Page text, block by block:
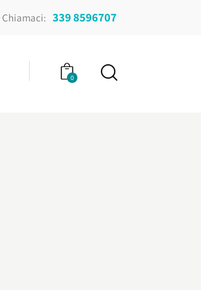
Chiamaci: 339 8596707
0